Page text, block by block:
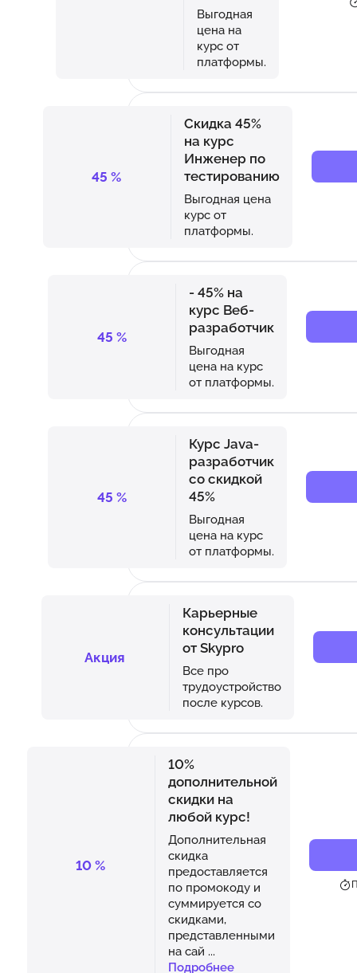
Выгодная
цена на
курс от
платформы.
45 %
Скидка 45%
на курс
Инженер по
тестированию
Выгодная цена
курс от
платформы.
45 %
- 45% на
курс Веб-
разработчик
Выгодная
цена на курс
от платформы.
45 %
Курс Java-
разработчик
со скидкой
45%
Выгодная
цена на курс
от платформы.
Акция
Карьерные
консультации
от Skypro
Все про
трудоустройство
после курсов.
10 %
10%
дополнительной
скидки на
любой курс!
Дополнительная
скидка
предоставляется
по промокоду и
суммируется со
скидками,
представленными
на сай ...
Подробнее